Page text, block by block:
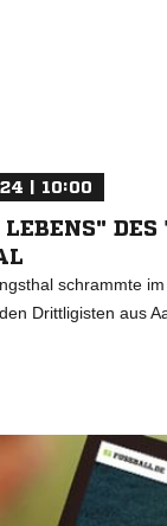
| 10:00
DES
schrammte
Drittligisten aus